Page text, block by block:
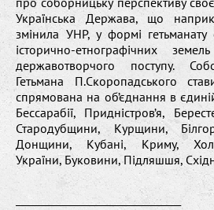
Українська Держава, що
змінила УНР, у формі гетьманату
історично-етнографічних
державотворчого поступу.
Гетьмана П.Скоропадського
спрямована на об’єднання в
Бессарабії, Придністров’я,
Стародубщини, Курщини,
Донщини, Кубані, Криму,
України, Буковини, Підляшшя,
__________________________________________